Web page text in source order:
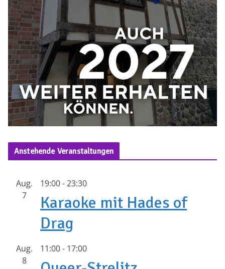
Anstehende Veranstaltungen
Aug.
7
19:00-23:30
Karaoke mit Hades of
Drag
Aug.
8
11:00- 17:00